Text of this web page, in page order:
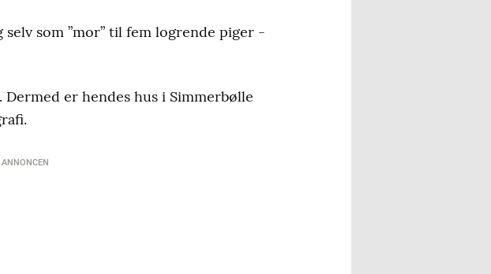
som ”mor” til fem logrende piger -
er hendes hus i Simmerbølle